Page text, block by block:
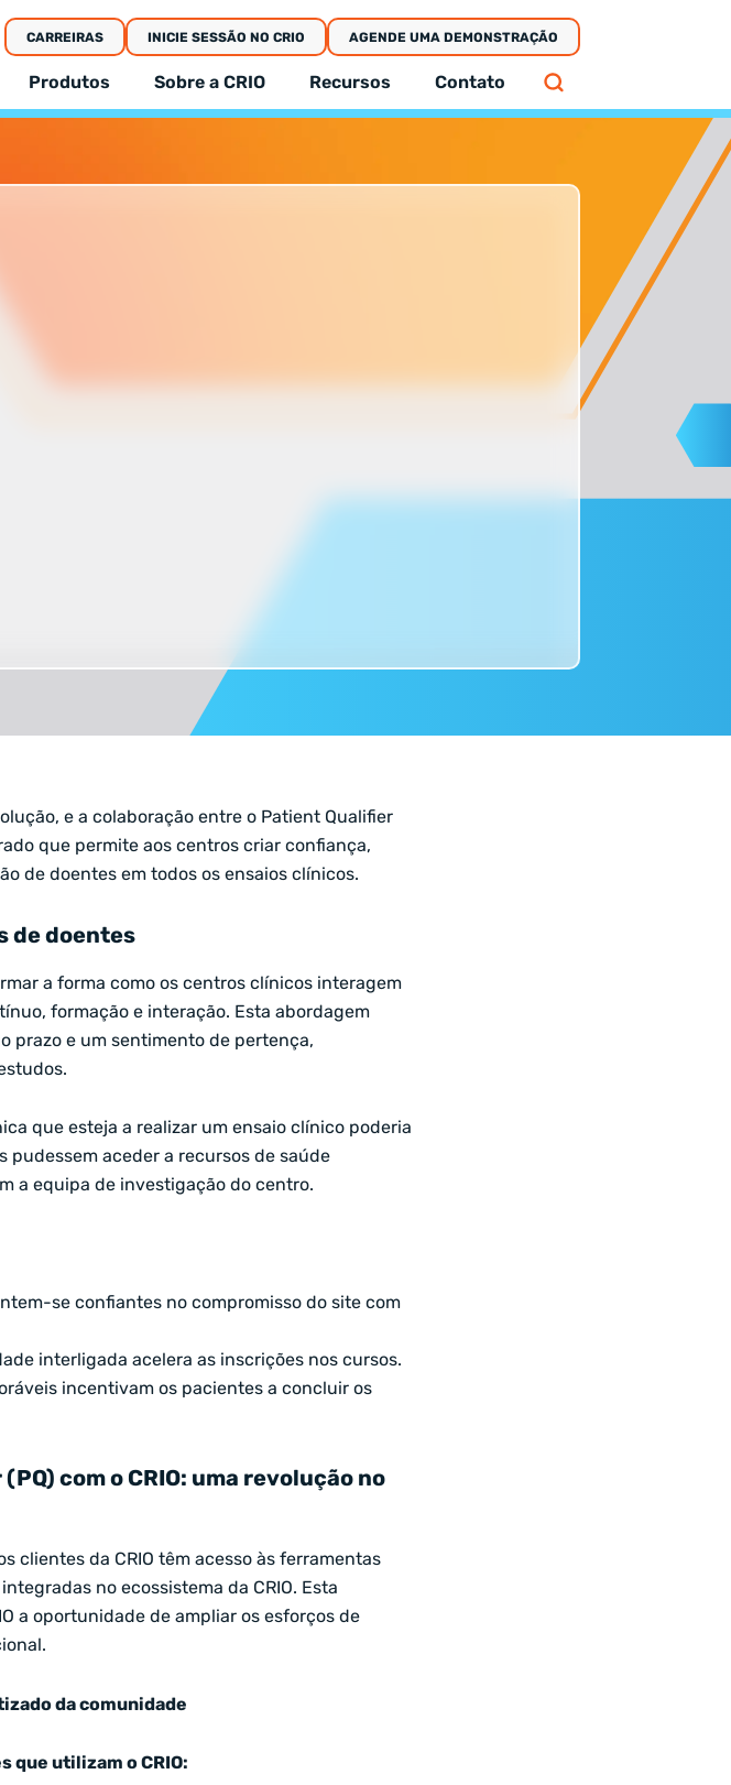
CARREIRAS INICIE SESSÃO NO CRIO AGENDE UMA DEMONSTRAÇÃO
Produtos Sobre a CRIO Recursos Contato
e a colaboração entre o Patient Qualifier
que permite aos centros criar confiança,
de doentes em todos os ensaios clínicos.
de doentes
a forma como os centros clínicos interagem
formação e interação. Esta abordagem
prazo e um sentimento de pertença,
que esteja a realizar um ensaio clínico poderia
aceder a recursos de saúde
a equipa de investigação do centro.
se confiantes no compromisso do site com
interligada acelera as inscrições nos cursos.
incentivam os pacientes a concluir os
com o CRIO: uma revolução no
clientes da CRIO têm acesso às ferramentas
no ecossistema da CRIO. Esta
a oportunidade de ampliar os esforços de
da comunidade
que utilizam o CRIO: